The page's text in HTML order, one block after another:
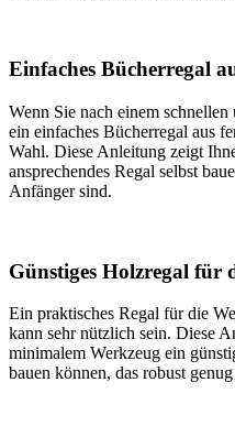
Einfaches Bücherregal
Wenn Sie nach einem
ein einfaches Bücherregal aus
Wahl. Diese Anleitung zeigt
ansprechendes Regal selbst
Anfänger sind.
Günstiges Holzregal für
Ein praktisches Regal für die
kann sehr nützlich sein. Diese
minimalem Werkzeug ein
bauen können, das robust